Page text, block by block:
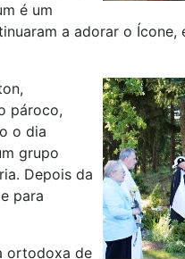
é um
a adorar o Ícone,
pároco,
o dia
grupo
Depois da
para
ortodoxa de